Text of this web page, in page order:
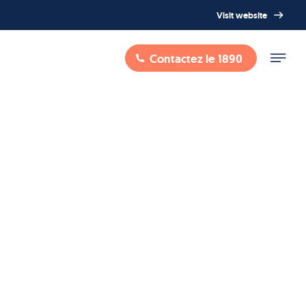
Visit website
Contactez le 1890